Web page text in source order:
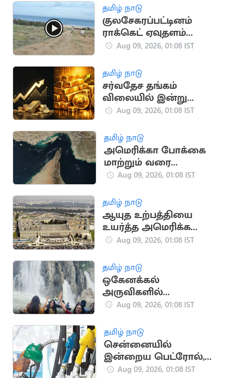
தமிழ் நாடு
குலசேகரப்பட்டினம்
ராக்கெட் ஏவுதளம்
தனியார் மயமாகிறது:
நடவடிக்கை
Aug 09, 2026, 01:08 IST
தமிழ் நாடு
சர்வதேச தங்கம்
விலையில் இன்று
மாற்றமில்லை
Aug 09, 2026, 01:08 IST
தமிழ் நாடு
அமெரிக்கா போக்கை
மாற்றும் வரை
ஹார்முஸ் நீரிணை
Aug 09, 2026, 01:08 IST
தமிழ் நாடு
ஆயுத உற்பத்தியை
உயர்த்த அமெரிக்க
பாதுகாப்பு
பென்டகன் உத்தரவு
Aug 09, 2026, 01:08 IST
தமிழ் நாடு
ஒகேனக்கல்
அருவிகளில்
குளிக்கவும் பரிசல்
அனுமதி
Aug 09, 2026, 01:08 IST
தமிழ் நாடு
சென்னையில்
இன்றைய பெட்ரோல்,
டீசல் விலை நிலவரம்
Aug 09, 2026, 01:08 IST